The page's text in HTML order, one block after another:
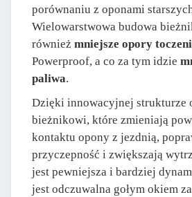
porównaniu z oponami
Wielowarstwowa budowa
również mniejsze opory
Powerproof, a co za tym idzie
paliwa.
Dzięki innowacyjnej strukturze
bieżnikowi, które zmieniają
kontaktu opony z jezdnią,
przyczepność i zwiększają
jest pewniejsza i bardziej
jest odczuwalna gołym okiem